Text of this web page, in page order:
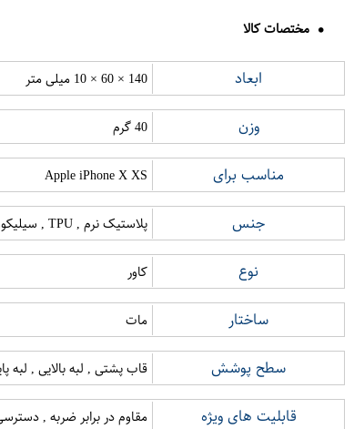
مختصات کالا
ابعاد 140 × 60 × 10 میلی متر
وزن 40 گرم
مناسب برای Apple iPhone X XS
جنس پلاستیک نرم , TPU , سیلیکون , فلز
نوع کاور
ساختار مات
سطح پوشش قاب پشتی , لبه بالایی ,
قابلیت های ویژه مقاوم در برابر ضربه ,